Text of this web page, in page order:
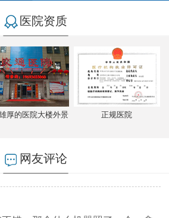
医院资质
厚的医院大楼外景 正规医院
网友评论
是人有点多，多亏手机预约了，
…
错，那个什么机器照了一会，拿